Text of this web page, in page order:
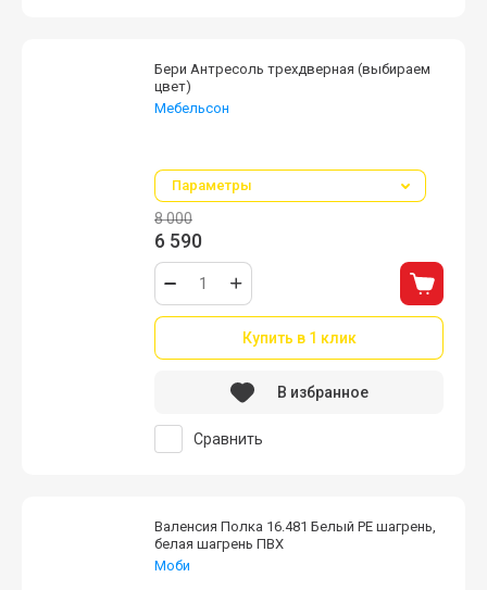
Бери Антресоль трехдверная (выбираем
цвет)
Мебельсон
Параметры
8 000
6 590
Купить в 1 клик
Сравнить
В избранное
Валенсия Полка 16.481 Белый PE шагрень,
белая шагрень ПВХ
Моби